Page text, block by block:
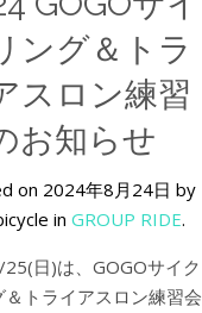
ング＆トラ
スロン練習
お知らせ
on 2024年8月24日 by
in GROUP RIDE.
日)は、GOGOサイク
＆トライアスロン練習会